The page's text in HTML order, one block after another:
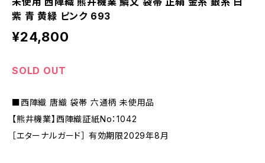
紫 青 黄緑 ピンク 693
¥24,800
SOLD OUT
■西陣織 唐織 袋帯 六通柄 未使用品
【熊井機業】西陣織証紙No：1042
［エターナルガード］ 有効期限2029年8月